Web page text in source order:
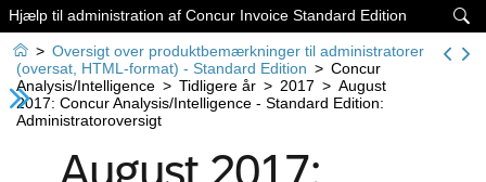

Hjælp til administration af Concur Invoice Standard Edition
 > Oversigt over produktbemærkninger til administratorer
(oversat, HTML-format) - Standard Edition > Concur
Analysis/Intelligence > Tidligere år > 2017 > August
2017: Concur Analysis/Intelligence - Standard Edition:
Administratoroversigt
August 2017: